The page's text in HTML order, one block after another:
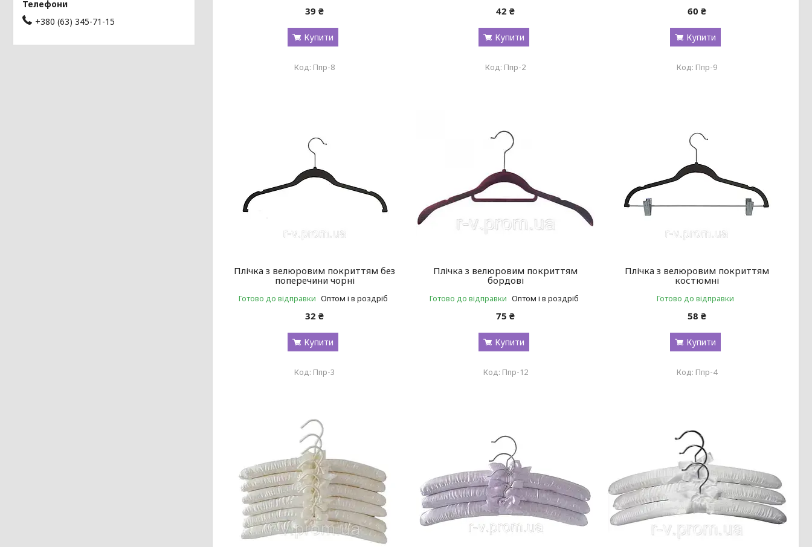
39 ₴
Купити
Ппр-8
42 ₴
Купити
Ппр-2
60 ₴
Купити
Ппр-9
Плічка з велюровим покриттям без
поперечини чорні
Готово до відправки Оптом і в роздріб
32 ₴
Купити
Ппр-3
Плічка з велюровим покриттям
бордові
Готово до відправки Оптом і в роздріб
75 ₴
Купити
Ппр-12
Плічка з велюровим покриттям
костюмні
Готово до відправки
58 ₴
Купити
Ппр-4
+380 (63) 345-71-15